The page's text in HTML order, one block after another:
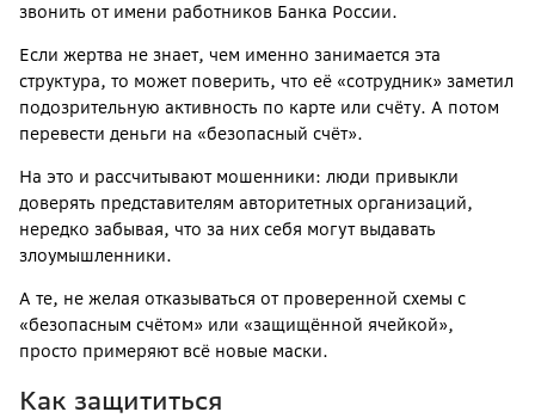
звонить от имени работников Банка России.
Если жертва не знает, чем именно занимается эта
структура, то может поверить, что её «сотрудник» заметил
подозрительную активность по карте или счёту. А потом
перевести деньги на «безопасный счёт».
На это и рассчитывают мошенники: люди привыкли
доверять представителям авторитетных организаций,
нередко забывая, что за них себя могут выдавать
злоумышленники.
А те, не желая отказываться от проверенной схемы с
«безопасным счётом» или «защищённой ячейкой»,
просто примеряют всё новые маски.
Как защититься